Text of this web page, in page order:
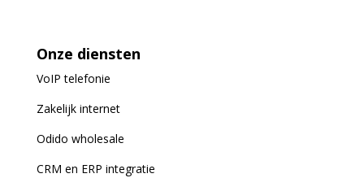
Onze diensten
VoIPtelefonie
Zakelijk internet
Odido wholesale
CRM en ERP integratie